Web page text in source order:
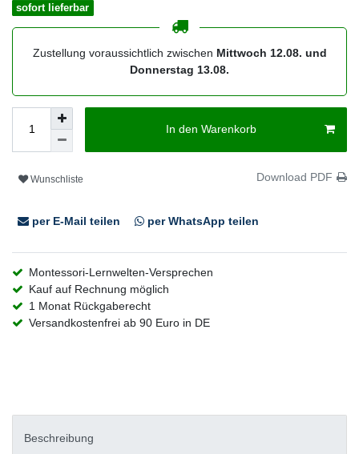
sofort lieferbar
Zustellung voraussichtlich zwischen Mittwoch 12.08. und
Donnerstag 13.08.
In den Warenkorb
Wunschliste Download PDF
per E-Mail teilen per WhatsApp teilen
Montessori-Lernwelten-Versprechen
Kauf auf Rechnung möglich
1 Monat Rückgaberecht
Versandkostenfrei ab 90 Euro in DE
Beschreibung